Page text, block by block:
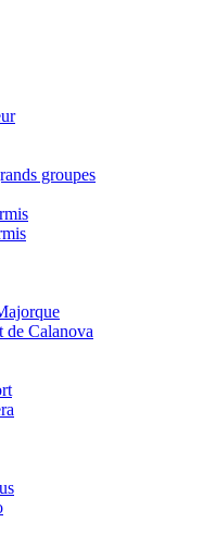
groupes
de Calanova